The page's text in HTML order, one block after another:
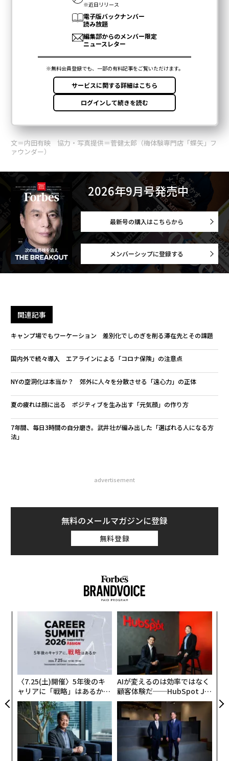
文＝内田有映 協力・写真提供＝菅健太郎（梅体験専門店「蝶矢」フ
ァウンダー）
2026年9月号発売中
最新号の購入はこちらから
メンバーシップに登録する
関連記事
キャンプ場でもワーケーション 差別化でしのぎを削る滞在先とその課題
国内外で続々導入 エアラインによる「コロナ保険」の注意点
NYの空洞化は本当か？ 郊外に人々を分散させる「遠心力」の正体
夏の疲れは顔に出る ポジティブを生み出す「元気顔」の作り方
7年間、毎日3時間の自分磨き。武井壮が編み出した「選ばれる人になる方
法」
advertisement
無料のメールマガジンに登録
無料登録
〈7.25(土)開催〉5年後のキ
ャリアに「戦略」はあるか。
トップエグゼクティブのキャ
リアに触れる1日│CAREER S
UMMIT 2026
AIが変えるのは効率ではなく
顧客体験だ──HubSpot Ja
panが語る「Grow Better」
な組織のつくり方